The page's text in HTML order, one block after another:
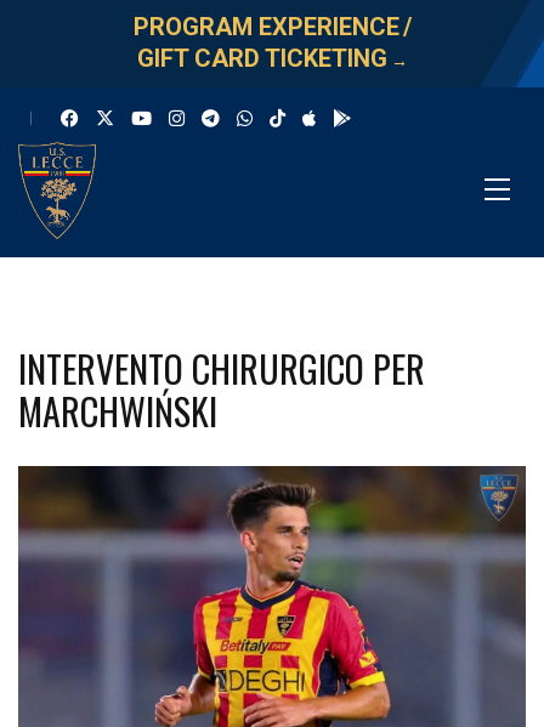
PROGRAM EXPERIENCE/
GIFT CARD TICKETING →
INTERVENTO CHIRURGICO PER
MARCHWIŃSKI